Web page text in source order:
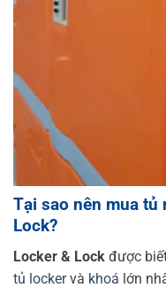
Tại sao nên mua tủ
Lock?
Locker & Lock được
tủ lockervà khoá lớn